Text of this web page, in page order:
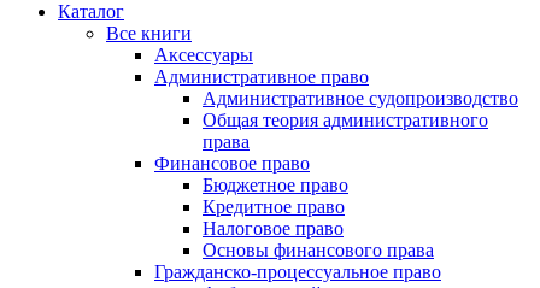
Каталог
Все книги
Аксессуары
Административное право
Административное судопроизводство
Общая теория административного
права
Финансовое право
Бюджетное право
Кредитное право
Налоговое право
Основы финансового права
Гражданско-процессуальное право